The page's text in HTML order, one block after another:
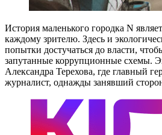
История маленького городка N
каждому зрителю. Здесь и
попытки достучаться до власти,
запутанные коррупционные схемы.
Александра Терехова, где главный
журналист, однажды занявший